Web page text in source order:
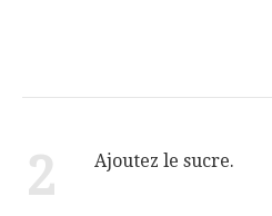
2 Ajoutez le sucre.